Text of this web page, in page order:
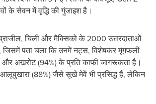
के सेवन में वृद्धि की गुंजाइश है।
चिली और मैक्सिको के 2000 उत्तरदाताओं
जिसमें पता चला कि उनमें नट्स, विशेषकर मूंगफली
और अखरोट (94%) के प्रति काफी जागरूकता है।
(88%) जैसे सूखे मेवें भी प्रसिद्ध हैं, लेकिन